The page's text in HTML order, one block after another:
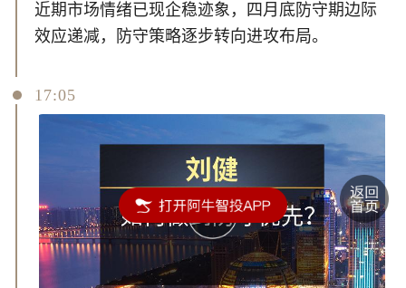
近期市场情绪已现企稳迹象，四月底防守期边际
效应递减，防守策略逐步转向进攻布局。
17:05